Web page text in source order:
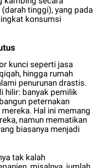
tinggi), yang pada
konsumsi
kunci seperti jasa
hingga rumah
penurunan drastis.
hilir: banyak pemilik
peternakan
Hal ini memang
namun mematikan
biasanya menjadi
tak kalah